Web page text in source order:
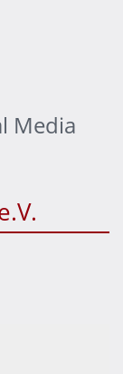
Media